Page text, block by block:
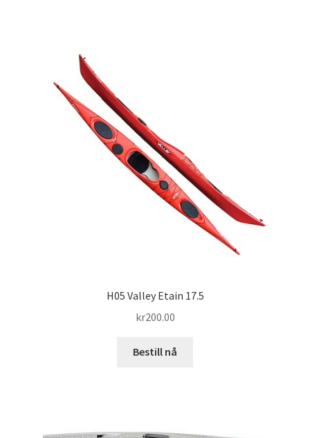
H05 Valley Etain 17.5
kr200.00
Bestill nå